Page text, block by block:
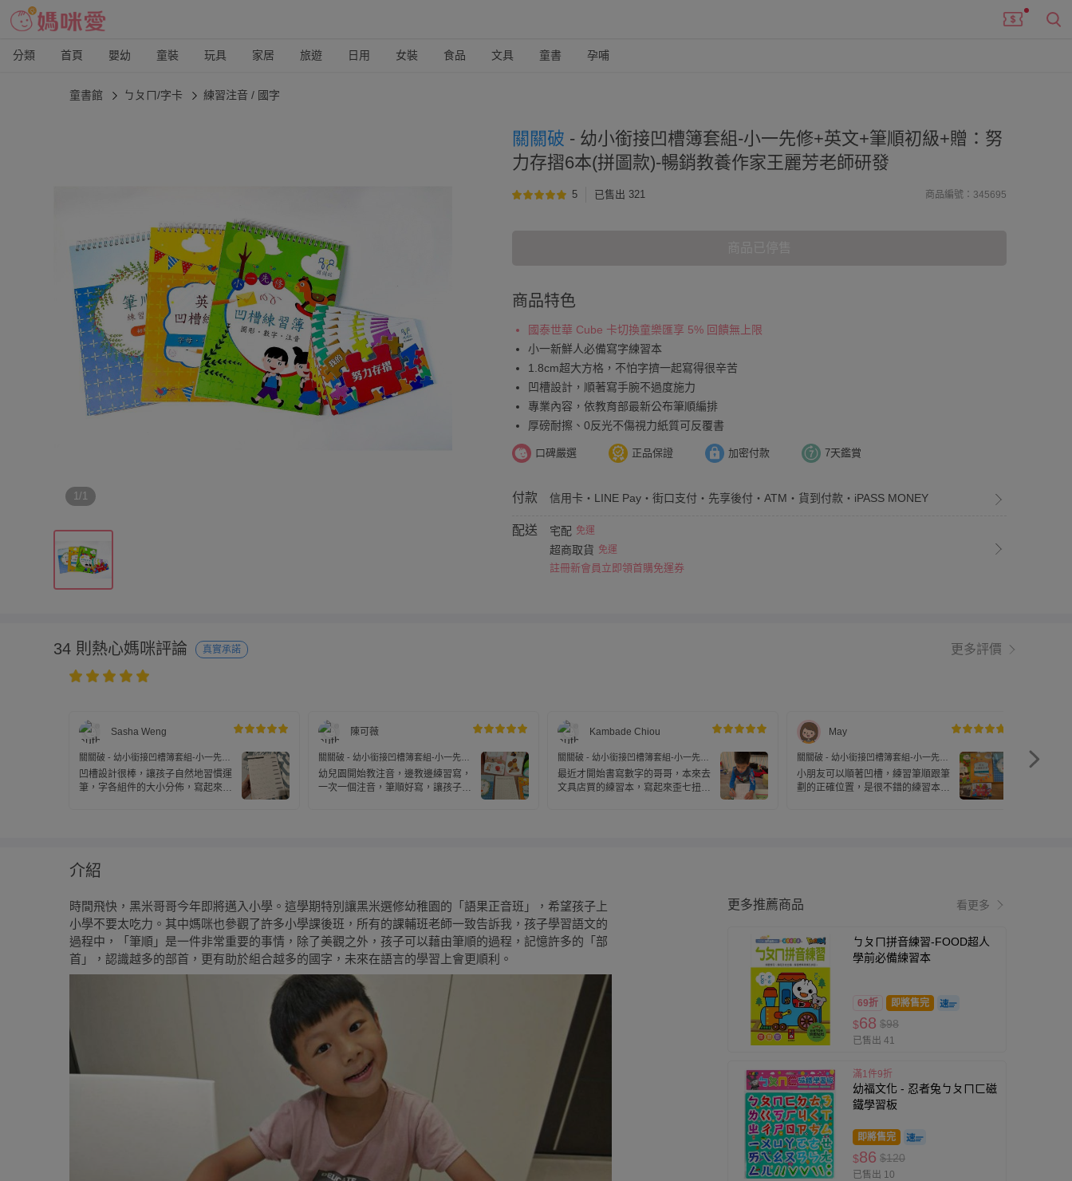
分類 首頁 嬰幼 童裝 玩具 家居 旅遊 日用 女裝 食品 文具 童書 孕哺
童書館 ㄅㄆㄇ/字卡 練習注音 / 國字
1/1
關關破 - 幼小銜接凹槽簿套組-小一先修+英文+筆順初級+贈：努
力存摺6本(拼圖款)-暢銷教養作家王麗芳老師研發
5 已售出 321 商品編號：345695
商品特色
國泰世華 Cube 卡切換童樂匯享 5% 回饋無上限
小一新鮮人必備寫字練習本
1.8cm超大方格，不怕字擠一起寫得很辛苦
凹槽設計，順著寫手腕不過度施力
專業內容，依教育部最新公布筆順編排
厚磅耐擦、0反光不傷視力紙質可反覆書
口碑嚴選 正品保證 加密付款 7天鑑賞
付款 信用卡・LINE Pay・街口支付・先享後付・ATM・貨到付款・iPASS MONEY
配送 宅配 免運
超商取貨 免運
註冊新會員立即領首購免運券
34 則熱心媽咪評論 真實承諾 更多評價
Sasha Weng
關關破 - 幼小銜接凹槽簿套組-小一先修
+英文+筆順初級+贈：努力存摺6本(拼圖
款)
凹槽設計很棒，讓孩子自然地習慣運
筆，字各組件的大小分佈，寫起來很
陳可薇
關關破 - 幼小銜接凹槽簿套組-小一先修
+英文+筆順初級+贈：努力存摺6本(拼圖
款)
幼兒園開始教注音，邊教邊練習寫，
一次一個注音，筆順好寫，讓孩子能
Kambade Chiou
關關破 - 幼小銜接凹槽簿套組-小一先修
+英文+筆順初級+贈：努力存摺6本(拼圖
款)
最近才開始書寫數字的哥哥，本來去
文具店買的練習本，寫起來歪七扭八
May
關關破 - 幼小銜接凹槽簿套組-小一先修
+英文+筆順初級+贈：努力存摺6本(拼圖
款)-暢銷教養作家王麗芳老師研發
小朋友可以順著凹槽，練習筆順跟筆
劃的正確位置，是很不錯的練習本
關關破 -
介紹
時間飛快，黑米哥哥今年即將邁入小學。這學期特別讓黑米選修幼稚園的「語果正音班」，希望孩子上
小學不要太吃力。其中媽咪也參觀了許多小學課後班，所有的課輔班老師一致告訴我，孩子學習語文的
過程中，「筆順」是一件非常重要的事情，除了美觀之外，孩子可以藉由筆順的過程，記憶許多的「部
首」，認識越多的部首，更有助於組合越多的國字，未來在語言的學習上會更順利。
更多推薦商品 看更多
ㄅㄆㄇ拼音練習-FOOD超人
學前必備練習本
69折 即將售完
$68 $98
已售出 41
滿1件9折
幼福文化 - 忍者兔ㄅㄆㄇㄈ磁
鐵學習板
即將售完
$86 $120
已售出 10